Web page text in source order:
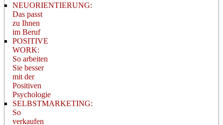
NEUORIENTIERUNG:
Das passt
zu Ihnen
im Beruf
POSITIVE
WORK:
So arbeiten
Sie besser
mit der
Positiven
Psychologie
SELBSTMARKETING:
So
verkaufen